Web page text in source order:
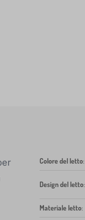
Colore del letto:
Design del letto:
Materiale letto: